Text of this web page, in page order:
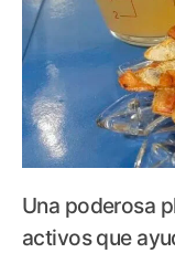
Una poderosa
activos que